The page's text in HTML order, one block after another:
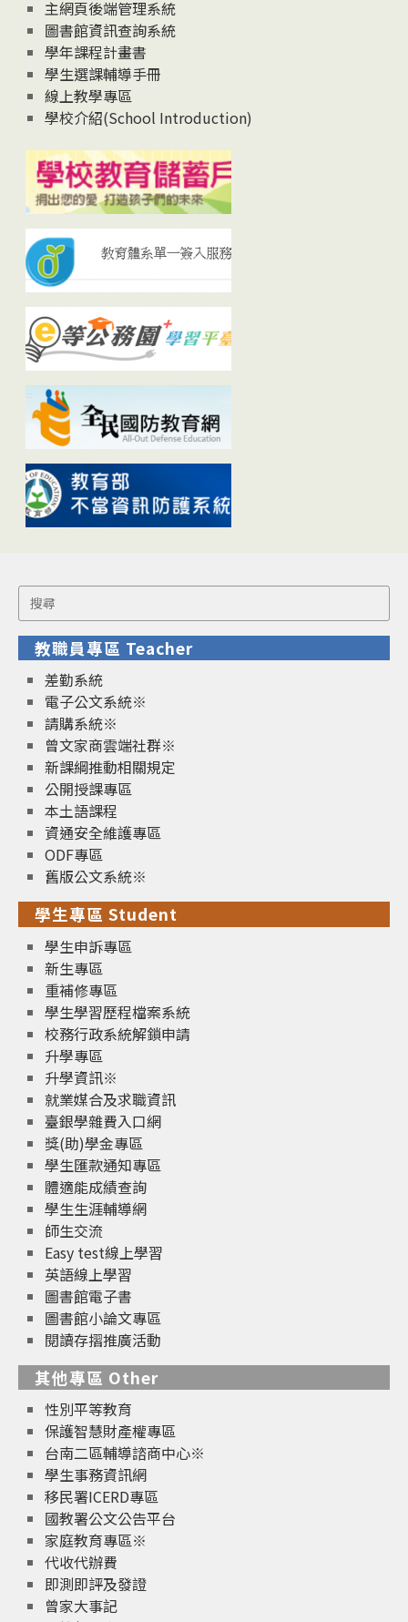
主網頁後端管理系統
圖書館資訊查詢系統
學年課程計畫書
學生選課輔導手冊
線上教學專區
學校介紹(School Introduction)
Search
for:
教職員專區 Teacher
差勤系統
電子公文系統※
請購系統※
曾文家商雲端社群※
新課綱推動相關規定
公開授課專區
本土語課程
資通安全維護專區
ODF專區
舊版公文系統※
學生專區 Student
學生申訴專區
新生專區
重補修專區
學生學習歷程檔案系統
校務行政系統解鎖申請
升學專區
升學資訊※
就業媒合及求職資訊
臺銀學雜費入口網
獎(助)學金專區
學生匯款通知專區
體適能成績查詢
學生生涯輔導網
師生交流
Easy test線上學習
英語線上學習
圖書館電子書
圖書館小論文專區
閱讀存摺推廣活動
其他專區 Other
性別平等教育
保護智慧財產權專區
台南二區輔導諮商中心※
學生事務資訊網
移民署ICERD專區
國教署公文公告平台
家庭教育專區※
代收代辦費
即測即評及發證
曾家大事記